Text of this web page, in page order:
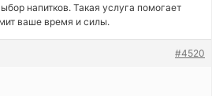
напитков. Такая услуга помогает
ваше время и силы.
#4520